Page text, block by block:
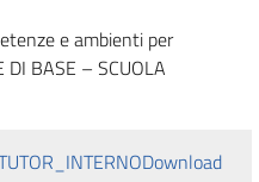
e ambienti per
DI BASE – SCUOLA
Download